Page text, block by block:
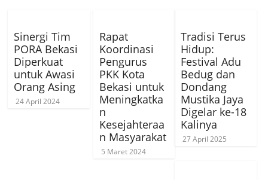
Sinergi Tim
PORA Bekasi
Diperkuat
untuk Awasi
Orang Asing
24 April 2024
Rapat
Koordinasi
Pengurus
PKK Kota
Bekasi untuk
Meningkatka
n
Kesejahteraa
n Masyarakat
5 Maret 2024
Tradisi Terus
Hidup:
Festival Adu
Bedug dan
Dondang
Mustika Jaya
Digelar ke-18
Kalinya
27 April 2025